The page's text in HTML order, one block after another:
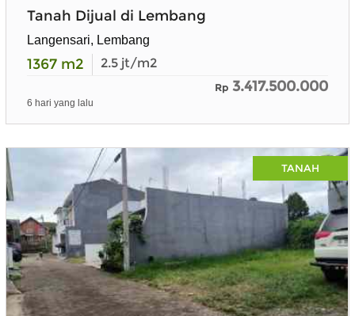
Tanah Dijual di Lembang
Langensari, Lembang
1367 m2 2.5 jt/m2
Rp 3.417.500.000
6 hari yang lalu
TANAH